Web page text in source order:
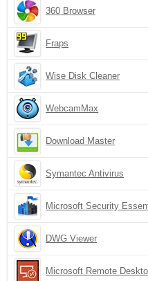
360 Browser
Fraps
Wise Disk Cleaner
WebcamMax
Download Master
Symantec Antivirus
Microsoft Security
DWG Viewer
Microsoft Remote